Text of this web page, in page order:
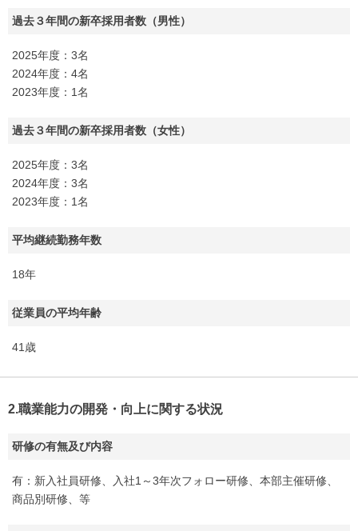
過去３年間の新卒採用者数（男性）
2025年度：3名
2024年度：4名
2023年度：1名
過去３年間の新卒採用者数（女性）
2025年度：3名
2024年度：3名
2023年度：1名
平均継続勤務年数
18年
従業員の平均年齢
41歳
2.職業能力の開発・向上に関する状況
研修の有無及び内容
有：新入社員研修、入社1～3年次フォロー研修、本部主催研修、
商品別研修、等